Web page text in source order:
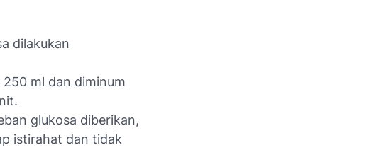
dilakukan
ml dan diminum
glukosa diberikan,
istirahat dan tidak